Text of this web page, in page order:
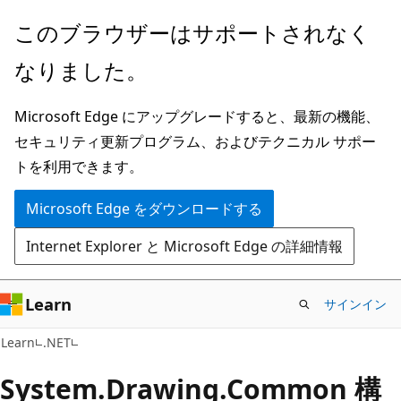
メ
ン
ン
テ
ン
ツ
に
ス
キ
ッ
プ
このブラウザーはサポートされなく
なりました。
Microsoft Edge にアップグレードすると、最新の機能、
セキュリティ更新プログラム、およびテクニカル サポー
トを利用できます。
Microsoft Edge をダウンロードする
Internet Explorer と Microsoft Edge の詳細情報
Learn サインイン
Learn .NET
System.Drawing.Common 構